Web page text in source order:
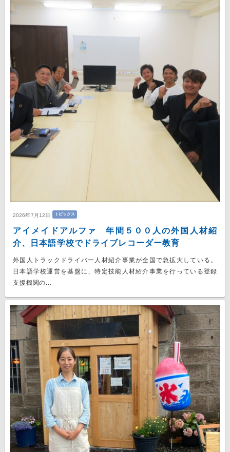
2026年7月12日 トピックス
アイメイドアルファ 年間５００人の外国人材紹
介、日本語学校でドライブレコーダー教育
外国人トラックドライバー人材紹介事業が全国で急拡大している。
日本語学校運営を基盤に、特定技能人材紹介事業を行っている登録
支援機関の...